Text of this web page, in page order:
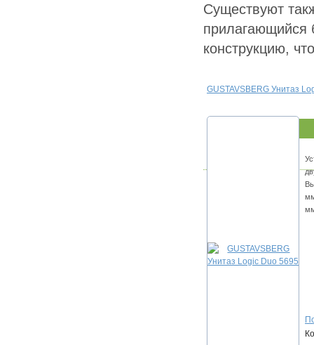
Существуют
прилагающийся
конструкцию,
GUSTAVSBERG Унитаз